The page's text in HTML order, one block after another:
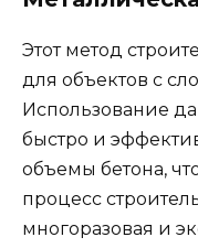
Этот метод
для объектов с
Использование
быстро и
объемы бетона,
процесс
многоразовая и